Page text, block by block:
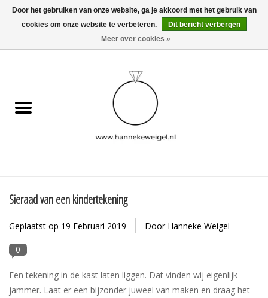
0 Artikelen - €0,00
Informatie
Blog
Sieraad van een kindertekening
Geplaatst op 19 Februari 2019 Door Hanneke Weigel
0
Een tekening in de kast laten liggen. Dat vinden wij eigenlijk
jammer. Laat er een bijzonder juweel van maken en draag het
Door het gebruiken van onze website, ga je akkoord met het gebruik van
cookies om onze website te verbeteren.
Dit bericht verbergen
Meer over cookies »